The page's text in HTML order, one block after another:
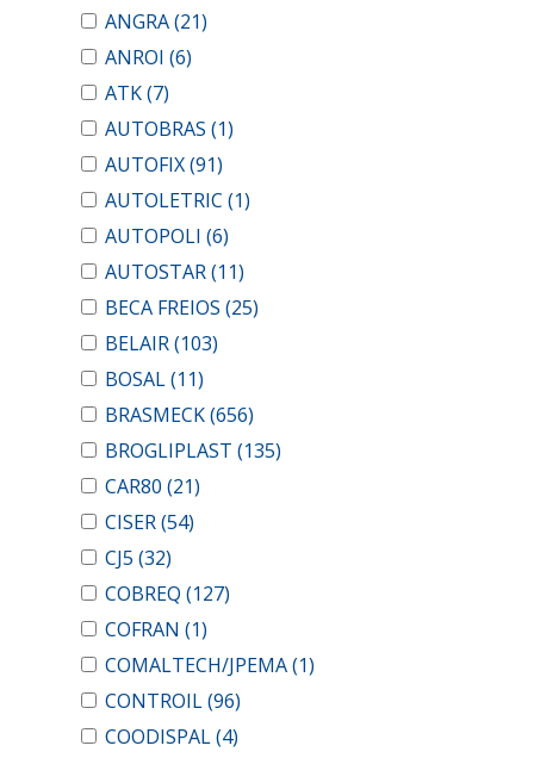
ANGRA(21)
ANROI (6)
ATK(7)
AUTOBRAS (1)
AUTOFIX(91)
AUTOLETRIC (1)
AUTOPOLI (6)
AUTOSTAR(11)
BECA FREIOS (25)
BELAIR(103)
BOSAL(11)
BRASMECK(656)
BROGLIPLAST (135)
CAR80 (21)
CISER(54)
CJ5 (32)
COBREQ (127)
COFRAN (1)
COMALTECH/JPEMA(1)
CONTROIL(96)
COODISPAL(4)